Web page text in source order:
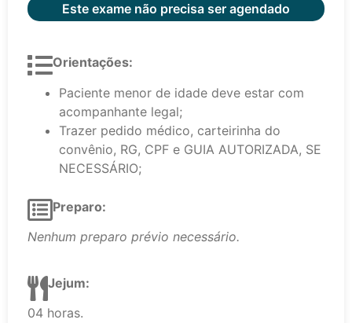
Este exame não precisa ser agendado
Orientações:
Paciente menor de idade deve estar com
acompanhante legal;
Trazer pedido médico, carteirinha do
convênio, RG, CPF e GUIA AUTORIZADA, SE
NECESSÁRIO;
Preparo:
Nenhum preparo prévio necessário.
Jejum:
04 horas.